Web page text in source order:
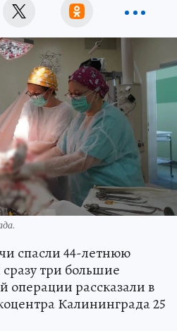
спасли 44-летнюю
три большие
операции рассказали в
Калининграда 25